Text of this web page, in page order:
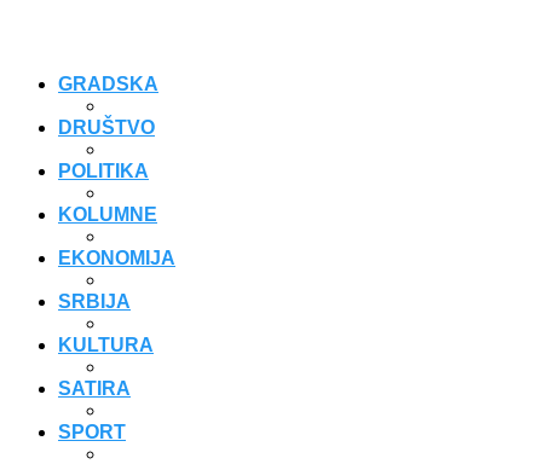
GRADSKA
DRUŠTVO
POLITIKA
KOLUMNE
EKONOMIJA
SRBIJA
KULTURA
SATIRA
SPORT